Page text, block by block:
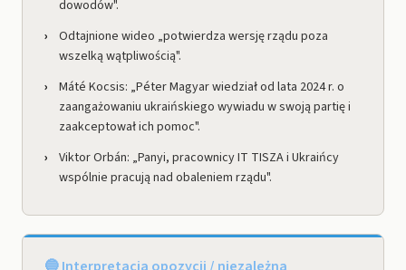
dowodów".
Odtajnione wideo „potwierdza wersję rządu poza
wszelką wątpliwością".
Máté Kocsis: „Péter Magyar wiedział od lata 2024 r. o
zaangażowaniu ukraińskiego wywiadu w swoją partię i
zaakceptował ich pomoc".
Viktor Orbán: „Panyi, pracownicy IT TISZA i Ukraińcy
wspólnie pracują nad obaleniem rządu".